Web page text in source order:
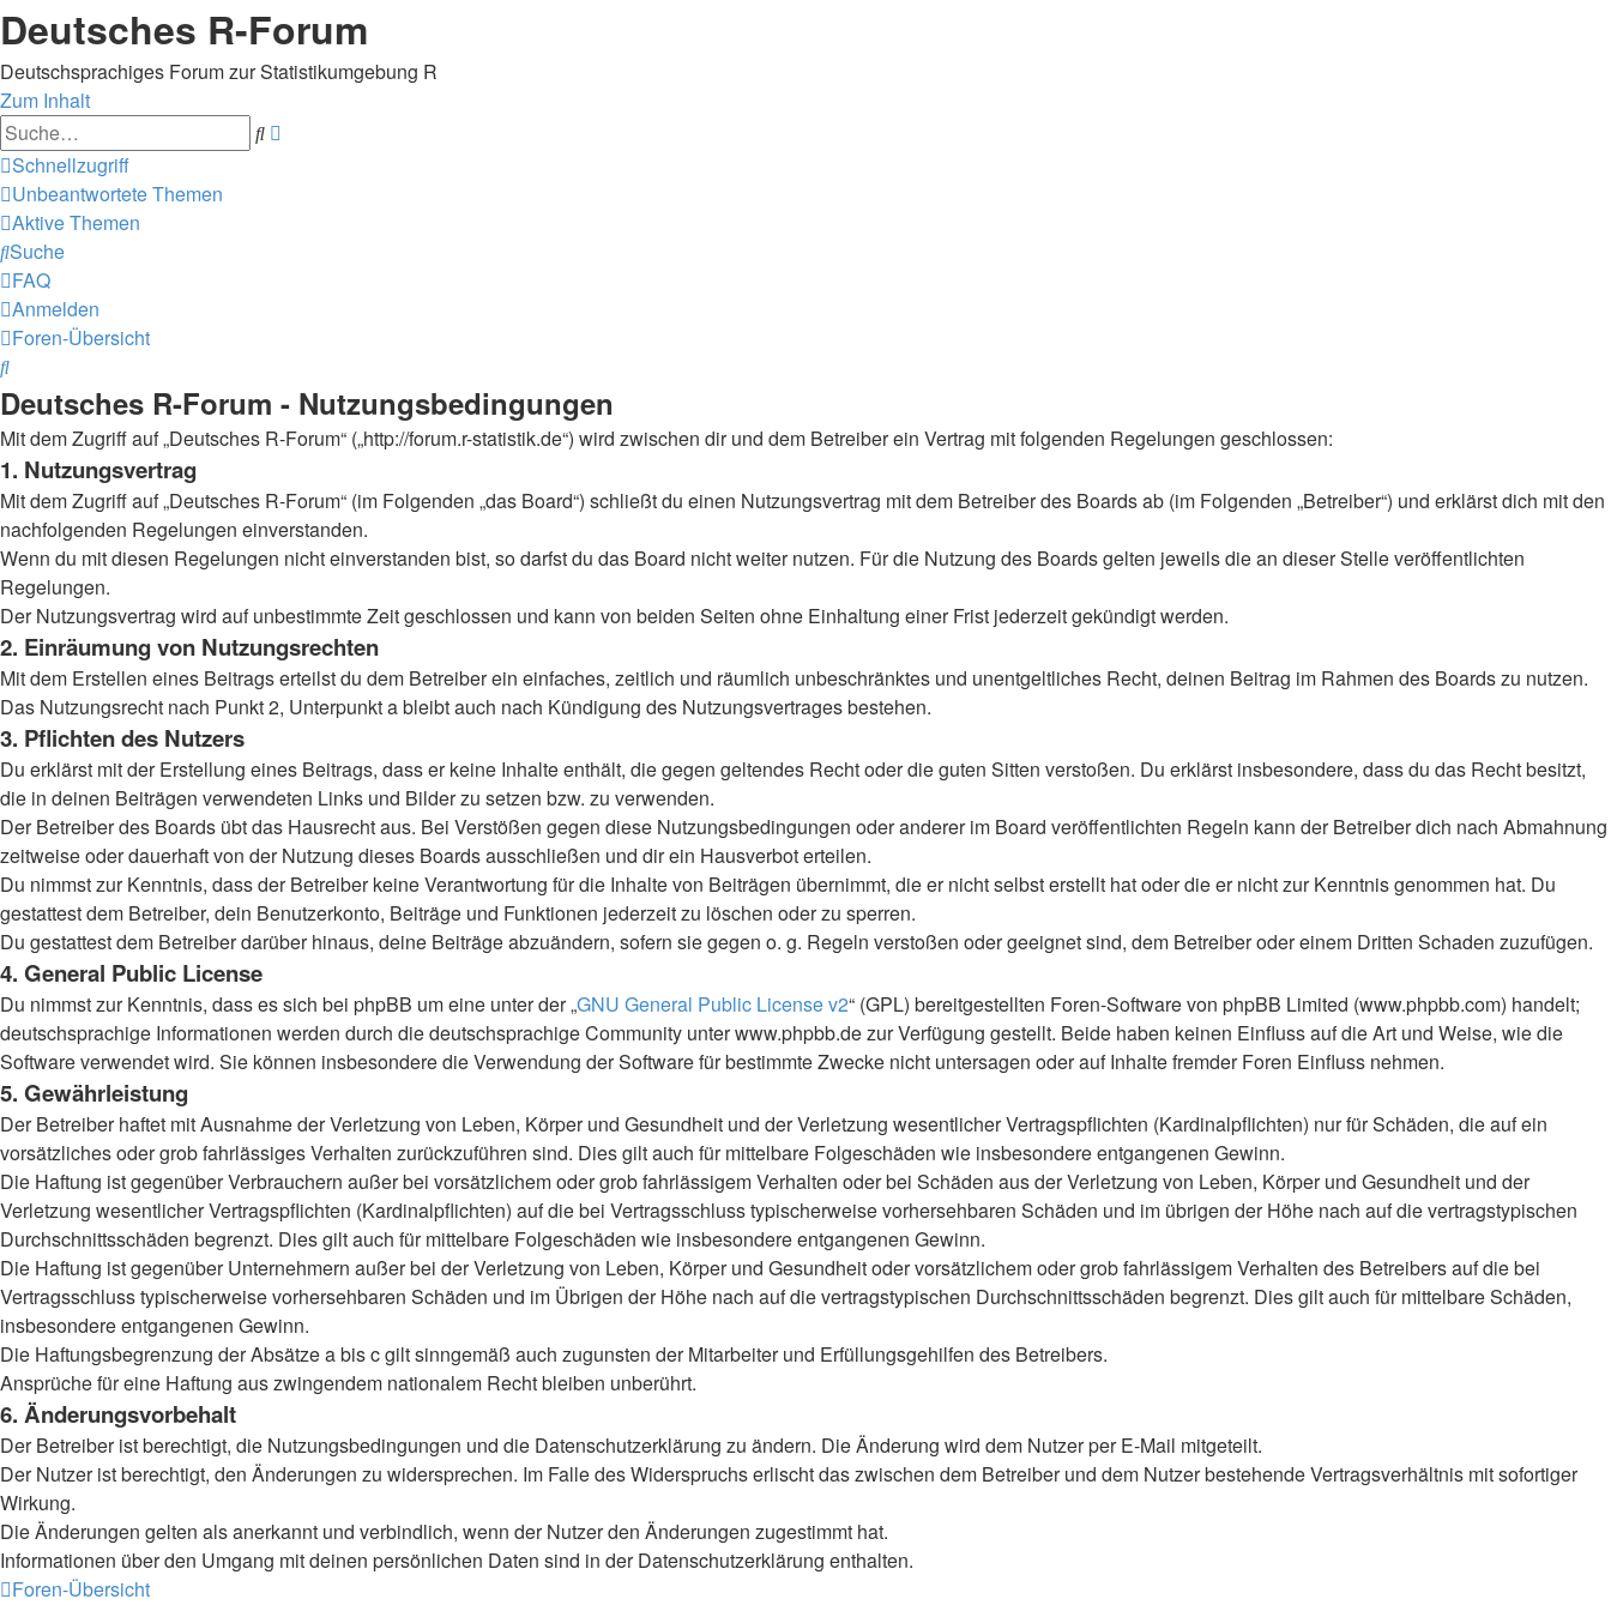
Deutsches R-Forum
Deutschsprachiges Forum zur Statistikumgebung R
Zum Inhalt
Suche
Schnellzugriff
Unbeantwortete Themen
Aktive Themen
Suche
FAQ
Anmelden
Foren-Übersicht
Suche
Deutsches R-Forum - Nutzungsbedingungen
Mit dem Zugriff auf „Deutsches R-Forum“ („http://forum.r-statistik.de“) wird zwischen dir und dem Betreiber ein Vertrag mit folgenden Regelungen geschlossen:
1. Nutzungsvertrag
Mit dem Zugriff auf „Deutsches R-Forum“ (im Folgenden „das Board“) schließt du einen Nutzungsvertrag mit dem Betreiber des Boards ab (im Folgenden „Betreiber“) und erklärst dich mit den
nachfolgenden Regelungen einverstanden.
Wenn du mit diesen Regelungen nicht einverstanden bist, so darfst du das Board nicht weiter nutzen. Für die Nutzung des Boards gelten jeweils die an dieser Stelle veröffentlichten
Regelungen.
Der Nutzungsvertrag wird auf unbestimmte Zeit geschlossen und kann von beiden Seiten ohne Einhaltung einer Frist jederzeit gekündigt werden.
2. Einräumung von Nutzungsrechten
Mit dem Erstellen eines Beitrags erteilst du dem Betreiber ein einfaches, zeitlich und räumlich unbeschränktes und unentgeltliches Recht, deinen Beitrag im Rahmen des Boards zu nutzen.
Das Nutzungsrecht nach Punkt 2, Unterpunkt a bleibt auch nach Kündigung des Nutzungsvertrages bestehen.
3. Pflichten des Nutzers
Du erklärst mit der Erstellung eines Beitrags, dass er keine Inhalte enthält, die gegen geltendes Recht oder die guten Sitten verstoßen. Du erklärst insbesondere, dass du das Recht besitzt,
die in deinen Beiträgen verwendeten Links und Bilder zu setzen bzw. zu verwenden.
Der Betreiber des Boards übt das Hausrecht aus. Bei Verstößen gegen diese Nutzungsbedingungen oder anderer im Board veröffentlichten Regeln kann der Betreiber dich nach Abmahnung
zeitweise oder dauerhaft von der Nutzung dieses Boards ausschließen und dir ein Hausverbot erteilen.
Du nimmst zur Kenntnis, dass der Betreiber keine Verantwortung für die Inhalte von Beiträgen übernimmt, die er nicht selbst erstellt hat oder die er nicht zur Kenntnis genommen hat. Du
gestattest dem Betreiber, dein Benutzerkonto, Beiträge und Funktionen jederzeit zu löschen oder zu sperren.
Du gestattest dem Betreiber darüber hinaus, deine Beiträge abzuändern, sofern sie gegen o. g. Regeln verstoßen oder geeignet sind, dem Betreiber oder einem Dritten Schaden zuzufügen.
4. General Public License
Du nimmst zur Kenntnis, dass es sich bei phpBB um eine unter der „GNU General Public License v2“ (GPL) bereitgestellten Foren-Software von phpBB Limited (www.phpbb.com) handelt;
deutschsprachige Informationen werden durch die deutschsprachige Community unter www.phpbb.de zur Verfügung gestellt. Beide haben keinen Einfluss auf die Art und Weise, wie die
Software verwendet wird. Sie können insbesondere die Verwendung der Software für bestimmte Zwecke nicht untersagen oder auf Inhalte fremder Foren Einfluss nehmen.
5. Gewährleistung
Der Betreiber haftet mit Ausnahme der Verletzung von Leben, Körper und Gesundheit und der Verletzung wesentlicher Vertragspflichten (Kardinalpflichten) nur für Schäden, die auf ein
vorsätzliches oder grob fahrlässiges Verhalten zurückzuführen sind. Dies gilt auch für mittelbare Folgeschäden wie insbesondere entgangenen Gewinn.
Die Haftung ist gegenüber Verbrauchern außer bei vorsätzlichem oder grob fahrlässigem Verhalten oder bei Schäden aus der Verletzung von Leben, Körper und Gesundheit und der
Verletzung wesentlicher Vertragspflichten (Kardinalpflichten) auf die bei Vertragsschluss typischerweise vorhersehbaren Schäden und im übrigen der Höhe nach auf die vertragstypischen
Durchschnittsschäden begrenzt. Dies gilt auch für mittelbare Folgeschäden wie insbesondere entgangenen Gewinn.
Die Haftung ist gegenüber Unternehmern außer bei der Verletzung von Leben, Körper und Gesundheit oder vorsätzlichem oder grob fahrlässigem Verhalten des Betreibers auf die bei
Vertragsschluss typischerweise vorhersehbaren Schäden und im Übrigen der Höhe nach auf die vertragstypischen Durchschnittsschäden begrenzt. Dies gilt auch für mittelbare Schäden,
insbesondere entgangenen Gewinn.
Die Haftungsbegrenzung der Absätze a bis c gilt sinngemäß auch zugunsten der Mitarbeiter und Erfüllungsgehilfen des Betreibers.
Ansprüche für eine Haftung aus zwingendem nationalem Recht bleiben unberührt.
6. Änderungsvorbehalt
Der Betreiber ist berechtigt, die Nutzungsbedingungen und die Datenschutzerklärung zu ändern. Die Änderung wird dem Nutzer per E-Mail mitgeteilt.
Der Nutzer ist berechtigt, den Änderungen zu widersprechen. Im Falle des Widerspruchs erlischt das zwischen dem Betreiber und dem Nutzer bestehende Vertragsverhältnis mit sofortiger
Wirkung.
Die Änderungen gelten als anerkannt und verbindlich, wenn der Nutzer den Änderungen zugestimmt hat.
Informationen über den Umgang mit deinen persönlichen Daten sind in der Datenschutzerklärung enthalten.
Foren-Übersicht